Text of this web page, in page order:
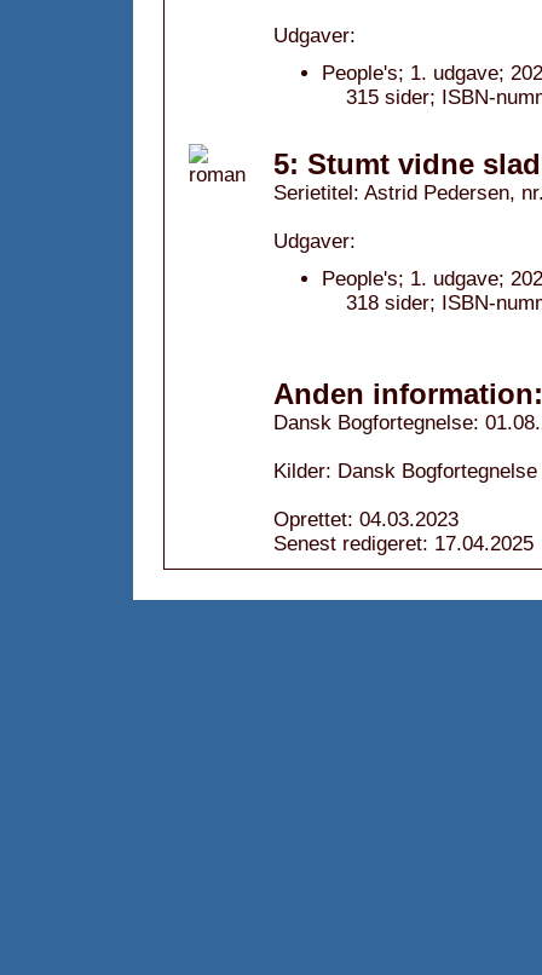
Udgaver:
People's; 1. udgave;
315 sider; ISBN-
5: Stumt vidne
Serietitel: Astrid Pedersen,
Udgaver:
People's; 1. udgave;
318 sider; ISBN-
Anden information:
Dansk Bogfortegnelse:
Kilder: Dansk Bogfortegnelse
Oprettet: 04.03.2023
Senest redigeret: 17.04.2025